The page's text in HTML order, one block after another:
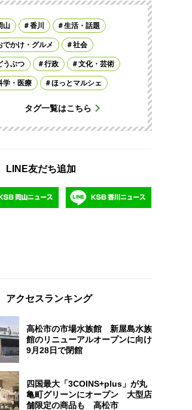
山 香川 生活・話題
でかけ・グルメ 社会
うぶつ 行政 文化・芸術
学・医療 ほっとマルシェ
タグ一覧はこちら
LINE友だち追加
アクセスランキング
高松市の市場水族館 新屋島水族
館のリニューアルオープンに向け
9月28日で閉館
四国最大「3COINS+plus」が丸
亀町グリーンにオープン 大型店
舗限定の商品も 高松市